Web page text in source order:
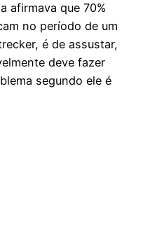
afirmava que 70%
no período de um
é de assustar,
deve fazer
segundo ele é